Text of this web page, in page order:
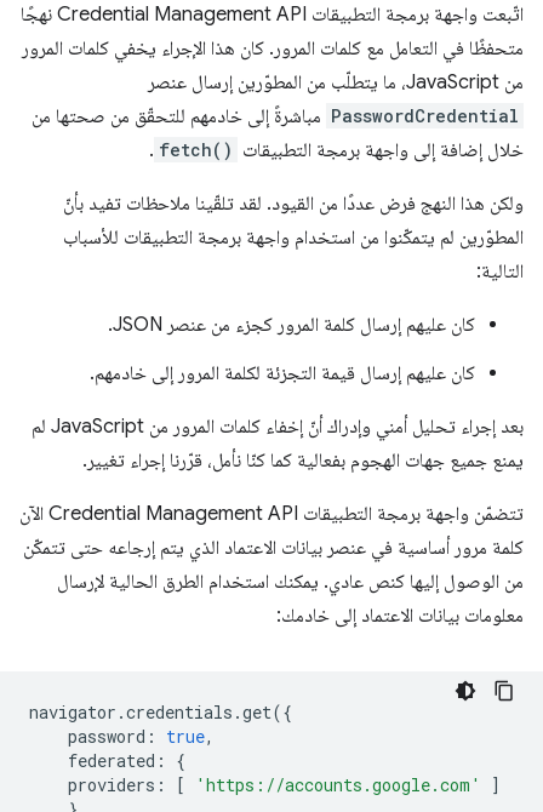
اتّبعت واجهة برمجة التطبيقات Credential Management API نهجًا
متحفظًا في التعامل مع كلمات المرور. كان هذا الإجراء يخفي كلمات المرور
من JavaScript، ما يتطلّب من المطوّرين إرسال عنصر
PasswordCredential مباشرةً إلى خادمهم للتحقّق من صحتها من
خلال إضافة إلى واجهة برمجة التطبيقات fetch()
.
ولكن هذا النهج فرض عددًا من القيود. لقد تلقّينا ملاحظات تفيد بأنّ
المطوّرين لم يتمكّنوا من استخدام واجهة برمجة التطبيقات للأسباب
التالية:
كان عليهم إرسال كلمة المرور كجزء من عنصر JSON.
كان عليهم إرسال قيمة التجزئة لكلمة المرور إلى خادمهم.
بعد إجراء تحليل أمني وإدراك أنّ إخفاء كلمات المرور من JavaScript لم
يمنع جميع جهات الهجوم بفعالية كما كنّا نأمل، قرّرنا إجراء تغيير.
تتضمّن واجهة برمجة التطبيقات Credential Management API الآن
كلمة مرور أساسية في عنصر بيانات الاعتماد الذي يتم إرجاعه حتى تتمكّن
من الوصول إليها كنص عادي. يمكنك استخدام الطرق الحالية لإرسال
معلومات بيانات الاعتماد إلى خادمك:
navigator .credentials .get({
password : true,
federated :
{
providers : [ 'https://accounts.google.com'
]